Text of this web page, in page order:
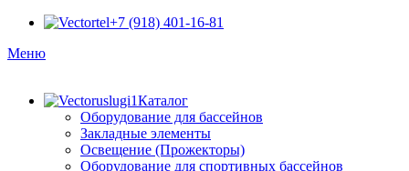
+7 (918) 401-16-81
Меню
Каталог
Оборудование для бассейнов
Закладные элементы
Освещение (Прожекторы)
Оборудование для спортивных бассейнов